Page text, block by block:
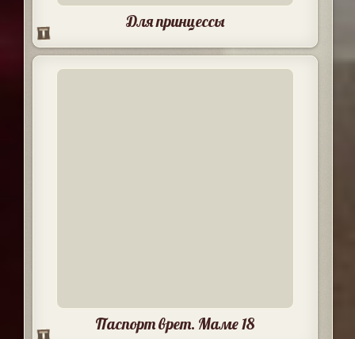
Для принцессы
Паспорт врет. Маме 18